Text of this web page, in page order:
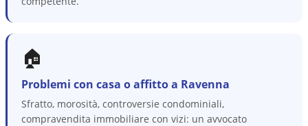
🏠
Problemi con casa o affitto a Ravenna
Sfratto, morosità, controversie condominiali,
compravendita immobiliare con vizi: un avvocato